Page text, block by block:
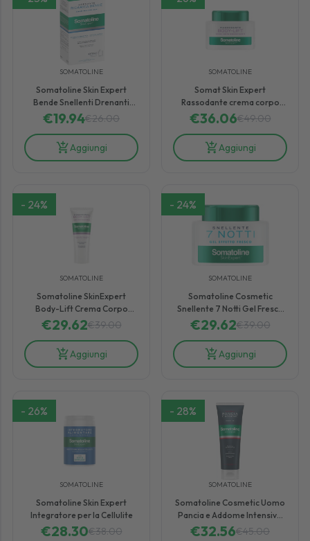
SOMATOLINE
Somatoline Skin Expert
Bende Snellenti Drenanti
Starter Kit
€19.94€26.00
Aggiungi
SOMATOLINE
Somat Skin Expert
Rassodante crema corpo
ridensificante
€36.06€49.00
Aggiungi
- 24%
SOMATOLINE
Somatoline SkinExpert
Body-Lift Crema Corpo
Elasticizzante Trattamento
€29.62€39.00
Aggiungi
- 24%
SOMATOLINE
Somatoline Cosmetic
Snellente 7 Notti Gel Fresco
250 ml
€29.62€39.00
Aggiungi
- 26%
SOMATOLINE
Somatoline Skin Expert
Integratore per la Cellulite
€28.30€38.00
- 28%
SOMATOLINE
Somatoline Cosmetic Uomo
Pancia e Addome Intensivo
250ml
€32.56€45.00